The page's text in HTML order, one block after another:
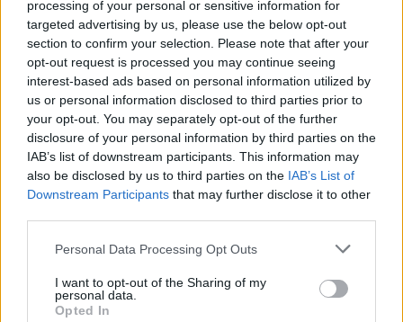
processing of your personal or sensitive information for
targeted advertising by us, please use the below opt-out
section to confirm your selection. Please note that after your
opt-out request is processed you may continue seeing
interest-based ads based on personal information utilized by
us or personal information disclosed to third parties prior to
your opt-out. You may separately opt-out of the further
disclosure of your personal information by third parties on the
IAB’s list of downstream participants. This information may
also be disclosed by us to third parties on the IAB’s List of
Downstream Participants that may further disclose it to other
Personal Data Processing Opt Outs
I want to opt-out of the Sharing of my
personal data.
Opted In
Tesla: Πόσο ασφαλές είναι το Autopilot;
13/07/2026 07:16